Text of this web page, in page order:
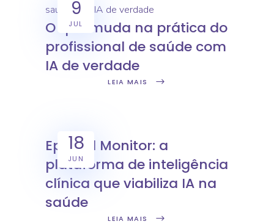
9
JUL
O que muda na prática do
profissional de saúde com
IA de verdade
LEIA MAIS
18
JUN
Epimed Monitor: a
plataforma de inteligência
clínica que viabiliza IA na
saúde
LEIA MAIS